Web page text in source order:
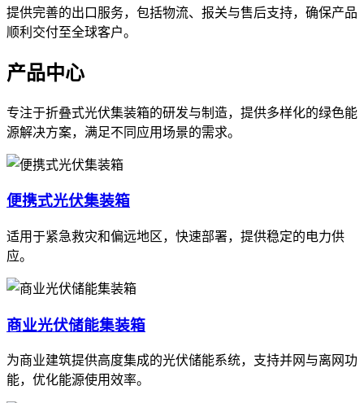
提供完善的出口服务，包括物流、报关与售后支持，确保产品
顺利交付至全球客户。
产品中心
专注于折叠式光伏集装箱的研发与制造，提供多样化的绿色能
源解决方案，满足不同应用场景的需求。
便携式光伏集装箱
适用于紧急救灾和偏远地区，快速部署，提供稳定的电力供
应。
商业光伏储能集装箱
为商业建筑提供高度集成的光伏储能系统，支持并网与离网功
能，优化能源使用效率。